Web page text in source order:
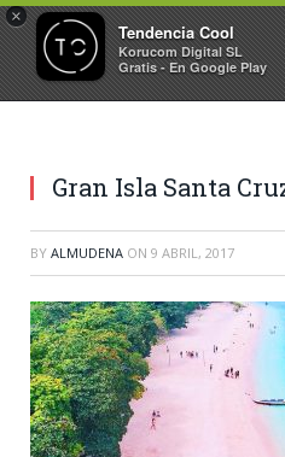
×
Tendencia Cool
Korucom Digital SL
Gratis - En Google Play
Gran Isla Santa
BY ALMUDENA ON 9 ABRIL, 2017